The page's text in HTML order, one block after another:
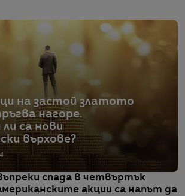
на застой златото
нагоре.
са нови
върхове?
спада в четвъртък
акции са напът да